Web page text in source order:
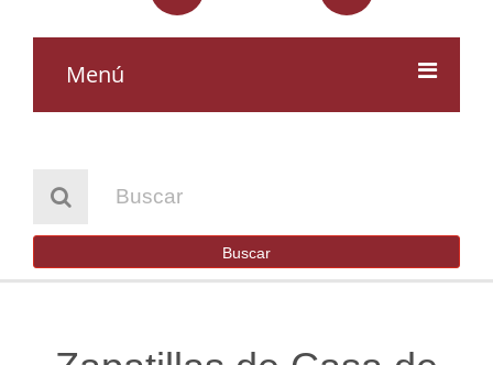
Menú
HOMBRE
Buscar